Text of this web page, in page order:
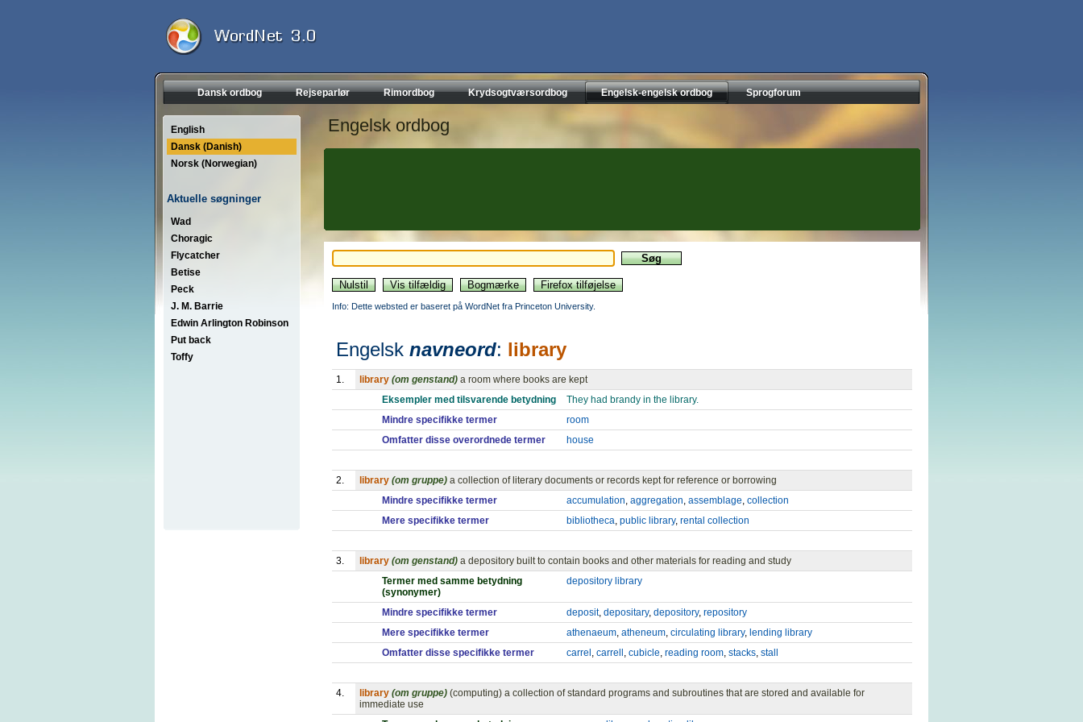
Dansk ordbog Rejseparlør Rimordbog Krydsogtværsordbog Engelsk-engelsk ordbog Sprogforum
English
Dansk (Danish)
Norsk (Norwegian)
Aktuelle søgninger
Wad
Choragic
Flycatcher
Betise
Peck
J. M. Barrie
Edwin Arlington Robinson
Put back
Toffy
Engelsk ordbog
Info: Dette websted er baseret på WordNet fra Princeton University.
Engelsk navneord: library
1. library (om genstand) a room where books are kept
Eksempler med tilsvarende betydning
They had brandy in the library.
Mindre specifikke termer
room
Omfatter disse overordnede termer
house
2. library (om gruppe) a collection of literary documents or records kept for reference or borrowing
Mindre specifikke termer
accumulation, aggregation, assemblage, collection
Mere specifikke termer
bibliotheca, public library, rental collection
3. library (om genstand) a depository built to contain books and other materials for reading and study
Termer med samme betydning
(synonymer)
depository library
Mindre specifikke termer deposit, depositary, depository, repository
Mere specifikke termer
athenaeum, atheneum, circulating library, lending library
Omfatter disse specifikke termer
carrel , carrell , cubicle, reading room, stacks, stall
4. library (om gruppe) (computing) a collection of standard programs and subroutines that are stored and available for
immediate use